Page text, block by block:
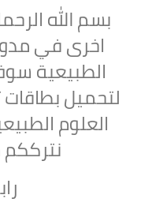
بسم الله
اخرى في
الطبيعية
لتحميل
العلوم